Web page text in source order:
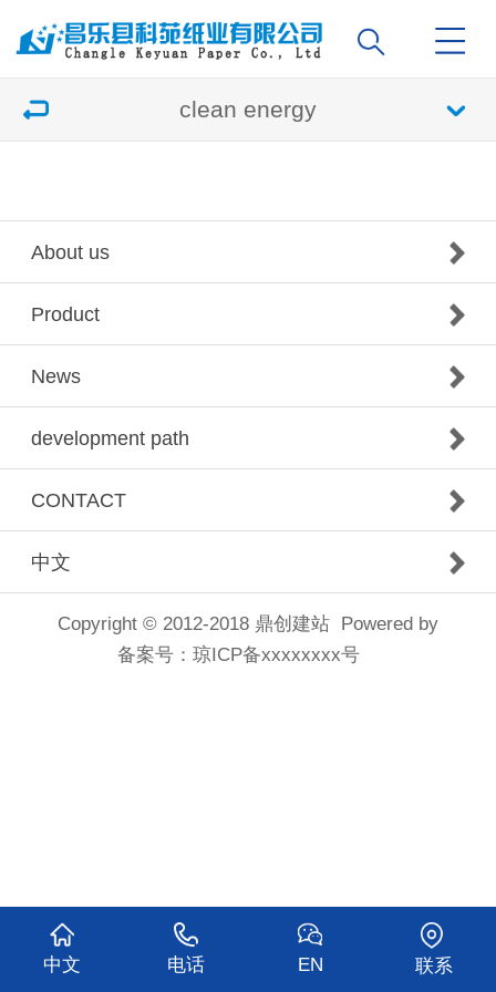
clean energy
About us
Product
News
development path
CONTACT
中文
Copyright © 2012-2018 鼎创建站Powered by
备案号： 琼ICP备xxxxxxxx号
中文 电话 EN 联系